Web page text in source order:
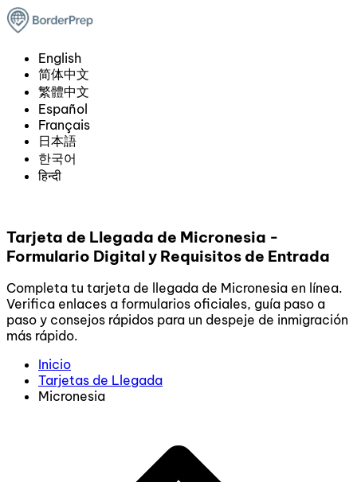
English
简体中文
繁體中文
Español
Français
日本語
한국어
हिन्दी
Tarjeta de Llegada de Micronesia -
Formulario Digital y Requisitos de Entrada
Completa tu tarjeta de llegada de Micronesia en línea.
Verifica enlaces a formularios oficiales, guía paso a
paso y consejos rápidos para un despeje de inmigración
más rápido.
Inicio
Tarjetas de Llegada
Micronesia